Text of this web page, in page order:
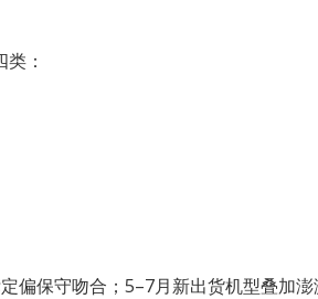
：
偏保守吻合；5–7月新出货机型叠加澎